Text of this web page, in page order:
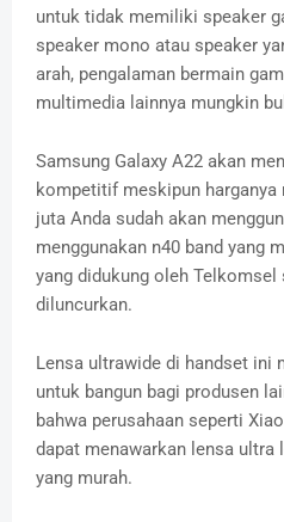
untuk tidak memiliki speaker
speaker mono atau speaker
arah, pengalaman bermain
multimedia lainnya mungkin
Samsung Galaxy A22 akan
kompetitif meskipun harganya
juta Anda sudah akan
menggunakan n40 band yang
yang didukung oleh
diluncurkan.
Lensa ultrawide di handset ini
untuk bangun bagi produsen
bahwa perusahaan seperti
dapat menawarkan lensa ultra
yang murah.